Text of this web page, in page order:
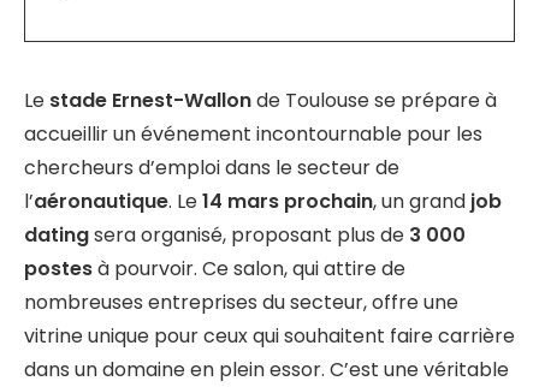
Le stade Ernest-Wallonde Toulouse se prépare à
accueillir un événement incontournable pour les
chercheurs d’emploi dans le secteur de
l’aéronautique. Le14 mars prochain, un grand job
datingsera organisé, proposant plus de 3 000
postesà pourvoir. Ce salon, qui attire de
nombreuses entreprises du secteur, offre une
vitrine unique pour ceux qui souhaitent faire carrière
dans un domaine en plein essor. C’est une véritable